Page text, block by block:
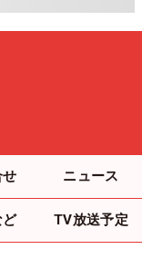
ニュース
ど TV放送予定